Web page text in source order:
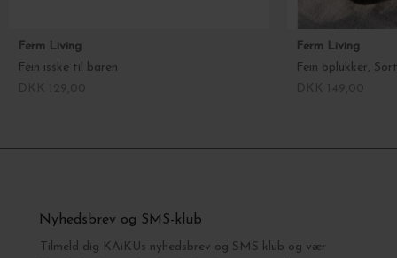
Ferm Living
Fein isske til baren
Ferm Living
Fein oplukker,
Nyhedsbrev og SMS-klub
Tilmeld dig KAiKUs nyhedsbrev og SMS klub og vær